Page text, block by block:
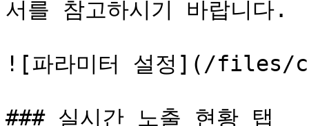
서를 참고하시기 바랍니다.
![파라미터 설정](/files/
### 실시간 노출 현황 탭